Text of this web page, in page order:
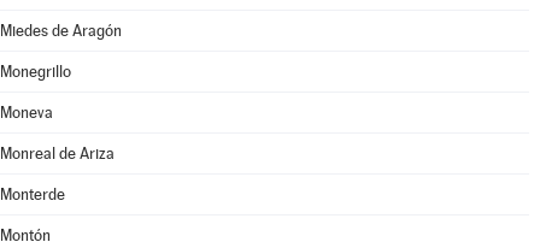
Miedes de Aragón
Monegrillo
Moneva
Monreal de Ariza
Monterde
Montón